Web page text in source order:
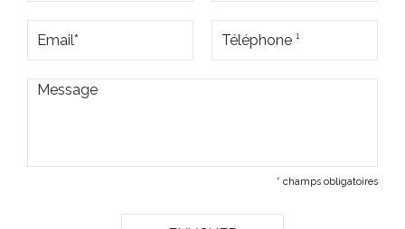
* champs obligatoires